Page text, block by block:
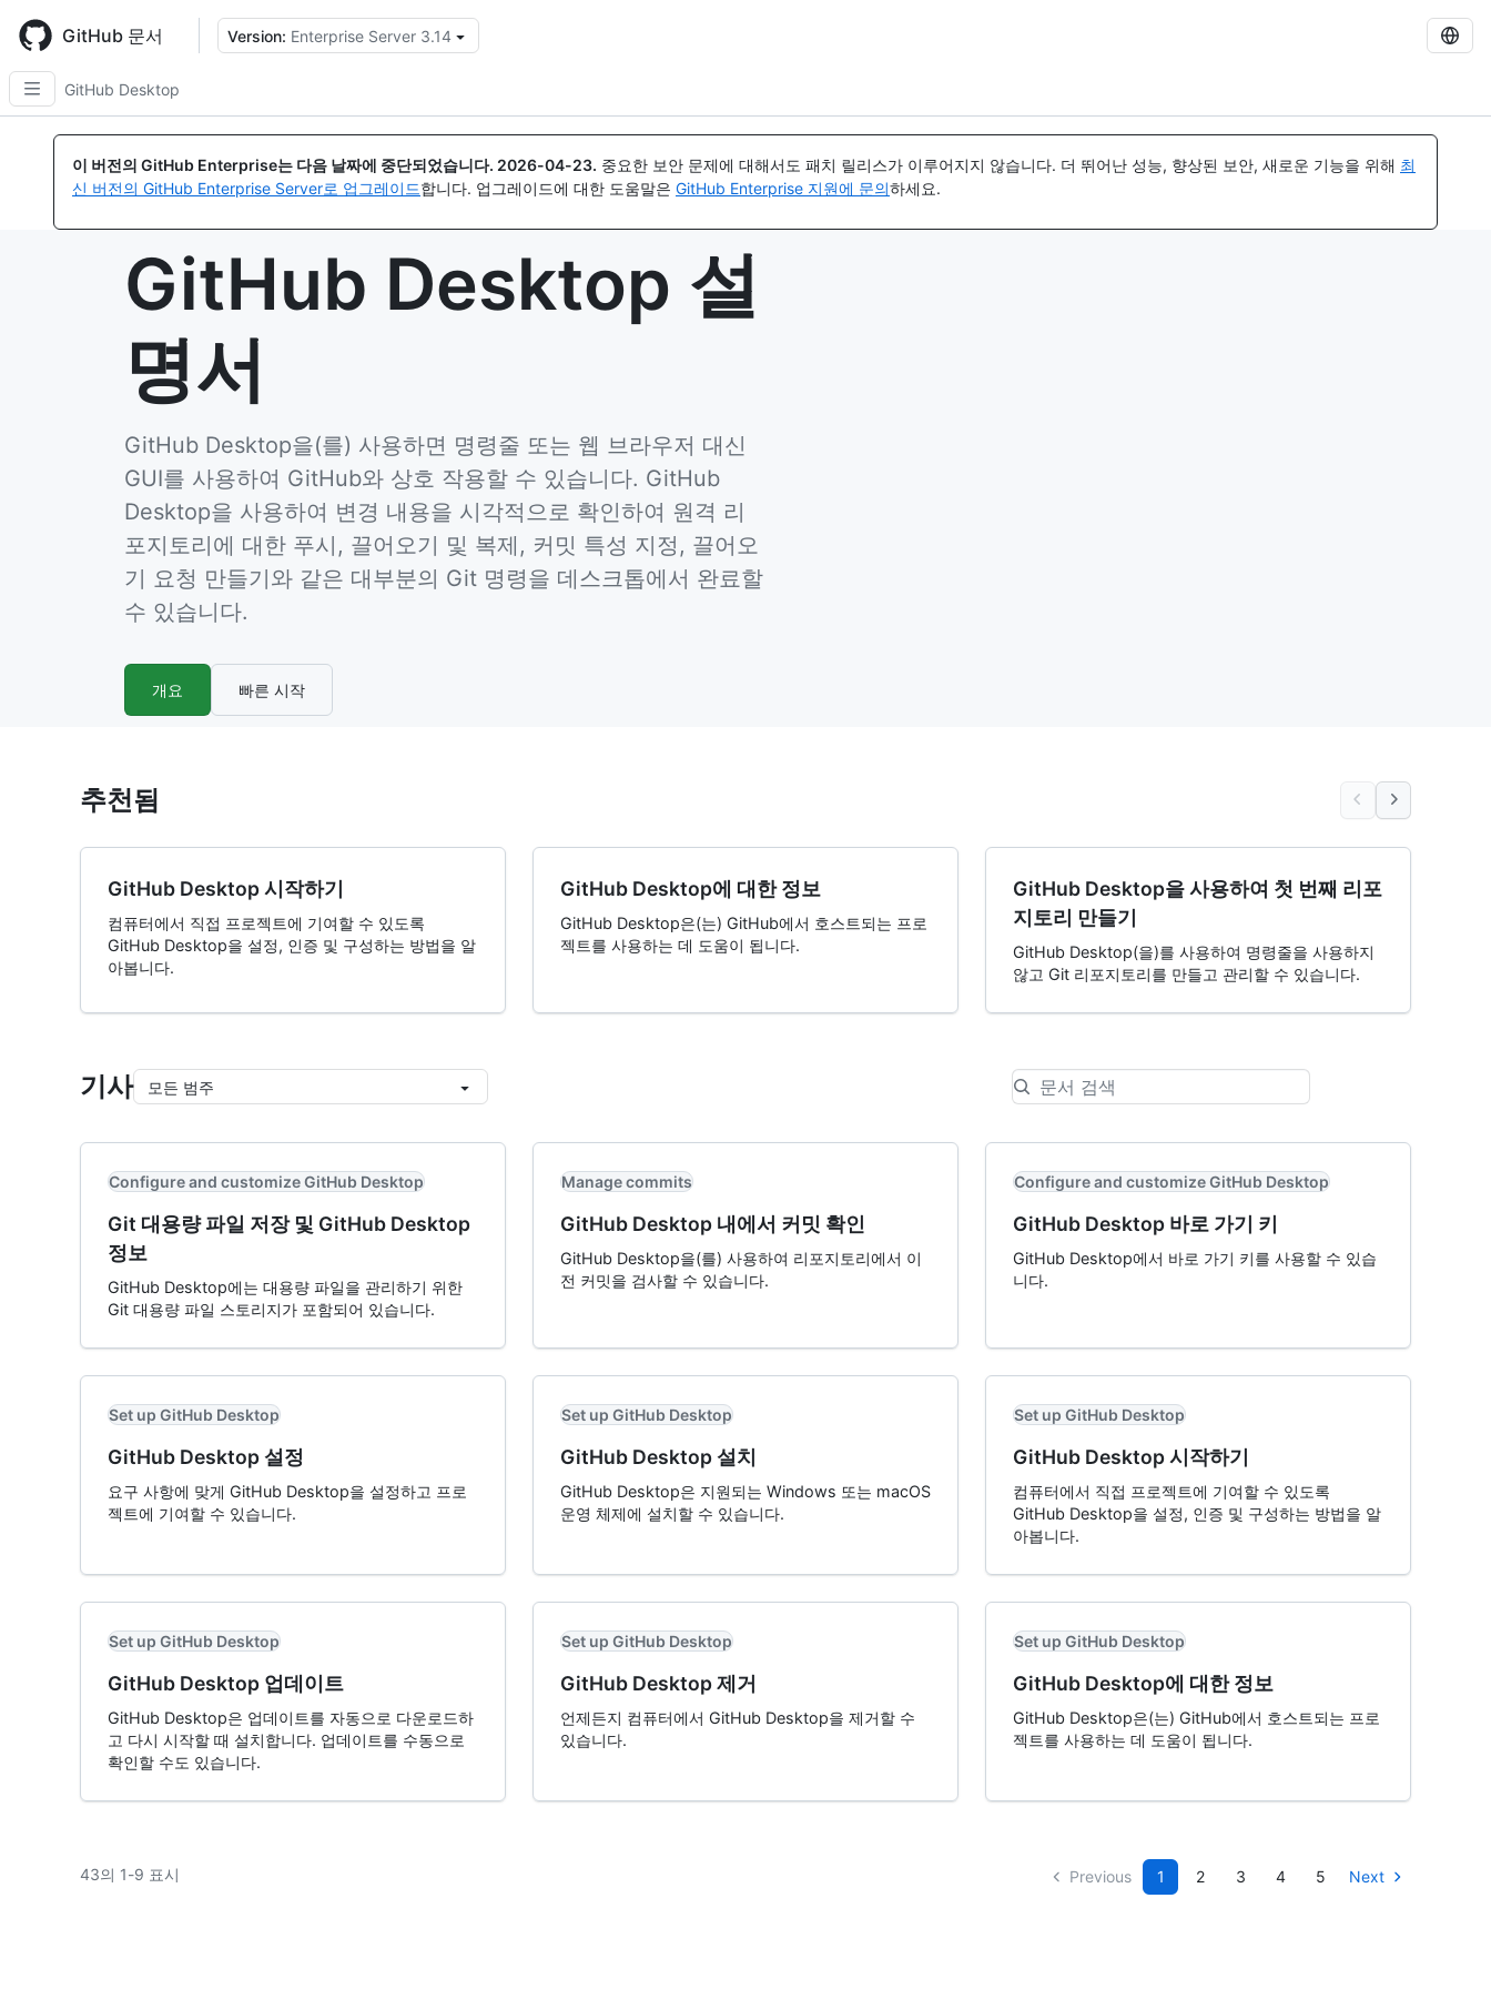
main
content
GitHub 문서 Version: Enterprise Server 3.14
GitHub Desktop
이 버전의 GitHub Enterprise는 다음 날짜에 중단되었습니다. 2026-04-23. 중요한 보안 문제에 대해서도 패치 릴리스가 이루어지지 않습니다. 더 뛰어난 성능, 향상된 보안, 새로운 기능을 위해 최
신 버전의 GitHub Enterprise Server로 업그레이드합니다. 업그레이드에 대한 도움말은 GitHub Enterprise 지원에 문의하세요.
GitHub Desktop 설
명서
GitHub Desktop을(를) 사용하면 명령줄 또는 웹 브라우저 대신
GUI를 사용하여 GitHub와 상호 작용할 수 있습니다. GitHub
Desktop을 사용하여 변경 내용을 시각적으로 확인하여 원격 리
포지토리에 대한 푸시, 끌어오기 및 복제, 커밋 특성 지정, 끌어오
기 요청 만들기와 같은 대부분의 Git 명령을 데스크톱에서 완료할
수 있습니다.
개요 빠른 시작
추천됨
GitHub Desktop 시작하기
컴퓨터에서 직접 프로젝트에 기여할 수 있도록
GitHub Desktop을 설정, 인증 및 구성하는 방법을 알
아봅니다.
GitHub Desktop에 대한 정보
GitHub Desktop은(는) GitHub에서 호스트되는 프로
젝트를 사용하는 데 도움이 됩니다.
GitHub Desktop을 사용하여 첫 번째 리포
지토리 만들기
GitHub Desktop(을)를 사용하여 명령줄을 사용하지
않고 Git 리포지토리를 만들고 관리할 수 있습니다.
기사 모든 범주
Configure and customize GitHub Desktop
Git 대용량 파일 저장 및 GitHub Desktop
정보
GitHub Desktop에는 대용량 파일을 관리하기 위한
Git 대용량 파일 스토리지가 포함되어 있습니다.
Manage commits
GitHub Desktop 내에서 커밋 확인
GitHub Desktop을(를) 사용하여 리포지토리에서 이
전 커밋을 검사할 수 있습니다.
Configure and customize GitHub Desktop
GitHub Desktop 바로 가기 키
GitHub Desktop에서 바로 가기 키를 사용할 수 있습
니다.
Set up GitHub Desktop
GitHub Desktop 설정
요구 사항에 맞게 GitHub Desktop을 설정하고 프로
젝트에 기여할 수 있습니다.
Set up GitHub Desktop
GitHub Desktop 설치
GitHub Desktop은 지원되는 Windows 또는 macOS
운영 체제에 설치할 수 있습니다.
Set up GitHub Desktop
GitHub Desktop 시작하기
컴퓨터에서 직접 프로젝트에 기여할 수 있도록
GitHub Desktop을 설정, 인증 및 구성하는 방법을 알
아봅니다.
Set up GitHub Desktop
GitHub Desktop 업데이트
GitHub Desktop은 업데이트를 자동으로 다운로드하
고 다시 시작할 때 설치합니다. 업데이트를 수동으로
확인할 수도 있습니다.
Set up GitHub Desktop
GitHub Desktop 제거
언제든지 컴퓨터에서 GitHub Desktop을 제거할 수
있습니다.
Set up GitHub Desktop
GitHub Desktop에 대한 정보
GitHub Desktop은(는) GitHub에서 호스트되는 프로
젝트를 사용하는 데 도움이 됩니다.
43의 1-9 표시 Previous 1 2 3 4 5 Next